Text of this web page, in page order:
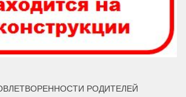
РОДИТЕЛЕЙ